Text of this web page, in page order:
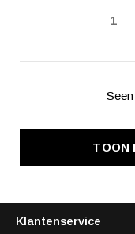
1
TOON
Klantenservice